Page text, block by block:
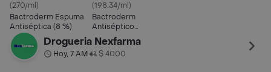
(270/ml)
Bactroderm Espuma
Antiséptica (8 %)
(198.34/ml)
Bactroderm
Antiséptico
Bucofaríngeo
Drogueria Nexfarma
Hoy, 7 AM• $ 4000